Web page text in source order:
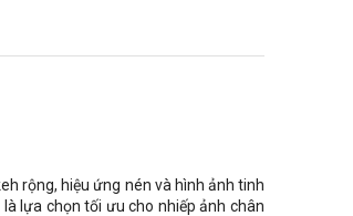
rộng, hiệu ứng nén và hình ảnh tinh
lựa chọn tối ưu cho nhiếp ảnh chân